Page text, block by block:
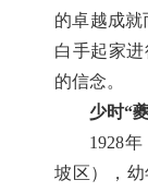
的卓越成就
白手起家
的信念。
少时“
1928
坡区），